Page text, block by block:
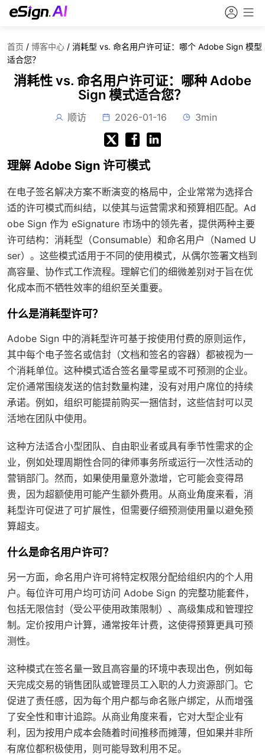
首页 / 博客中心 / 消耗型 vs. 命名用户许可证：哪个 Adobe Sign 模型
适合您？
消耗性 vs. 命名用户许可证：哪种 Adobe
Sign 模式适合您？
顺访 2026-01-16 3min
理解 Adobe Sign 许可模式
在电子签名解决方案不断演变的格局中，企业常常为选择合
适的许可模式而纠结，以使其与运营需求和预算相匹配。Ad
obe Sign 作为 eSignature 市场中的领先者，提供两种主要
许可结构：消耗型（Consumable）和命名用户（Named U
ser）。这些模式适用于不同的使用模式，从偶尔签署文档到
高容量、协作式工作流程。理解它们的细微差别对于旨在优
化成本而不牺牲效率的组织至关重要。
什么是消耗型许可？
Adobe Sign 中的消耗型许可基于按使用付费的原则运作，
其中每个电子签名或信封（文档和签名的容器）都被视为一
个消耗单位。这种模式适合签名量零星或不可预测的企业。
定价通常围绕发送的信封数量构建，没有对用户席位的持续
承诺。例如，组织可能提前购买一捆信封，这些信封可以灵
活地在团队中使用。
这种方法适合小型团队、自由职业者或具有季节性需求的企
业，例如处理周期性合同的律师事务所或运行一次性活动的
营销部门。然而，如果使用量意外激增，它可能会变得昂
贵，因为超额使用可能产生额外费用。从商业角度来看，消
耗型许可促进了可扩展性，但需要仔细预测使用量以避免预
算超支。
什么是命名用户许可？
另一方面，命名用户许可将特定权限分配给组织内的个人用
户。每位许可用户均可访问 Adobe Sign 的完整功能套件，
包括无限信封（受公平使用政策限制）、高级集成和管理控
制。定价按用户计算，通常按年计费，这使得预算更具可预
测性。
这种模式在签名量一致且高容量的环境中表现出色，例如每
天完成交易的销售团队或管理员工入职的人力资源部门。它
促进了责任感，因为每个用户都与命名账户绑定，从而增强
了安全性和审计追踪。从商业角度来看，它对大型企业有
利，因为按用户成本会随着时间推移而摊薄，但如果并非所
有席位都积极使用，则可能导致利用不足。